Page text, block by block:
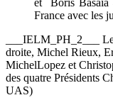
France avec les
___IELM_PH_2___
droite, Michel Rieux,
MichelLopez et
des quatre Présidents
UAS)